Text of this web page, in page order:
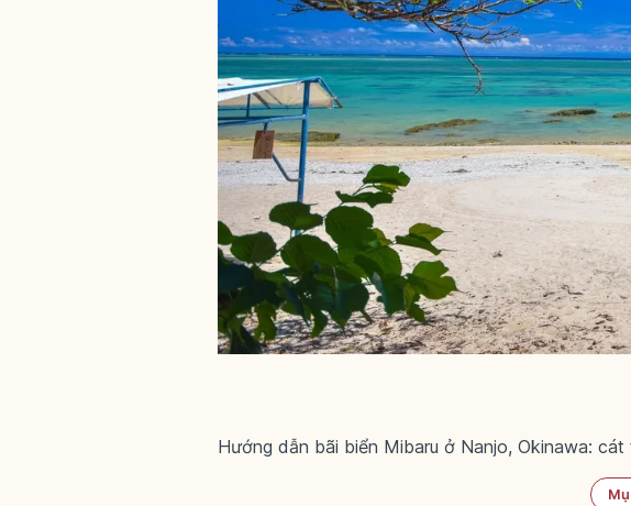
Hướng dẫn bãi biển Mibaru ở Nanjo, Okinawa: